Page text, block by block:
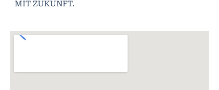
MIT ZUKUNFT.